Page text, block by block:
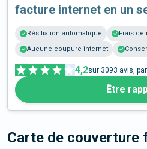
facture internet en un
Résiliation automatique
Frais
Aucune coupure internet
4,2sur 3093 avis,
Être
Carte de couverture